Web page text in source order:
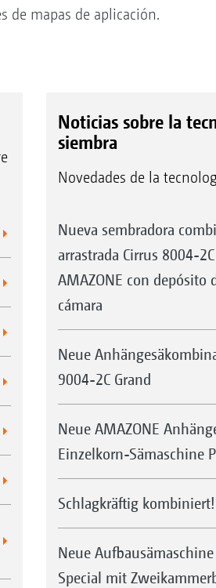
de mapas de aplicación.
Noticias sobre la
siembra
Novedades de la
Nueva sembradora
arrastrada Cirrus 8004-
AMAZONE con depósito
cámara
Neue
9004-2C Grand
Neue AMAZONE
Einzelkorn-Sämaschine
Schlagkräftig kombiniert!
Neue Aufbausämaschine
Special mit